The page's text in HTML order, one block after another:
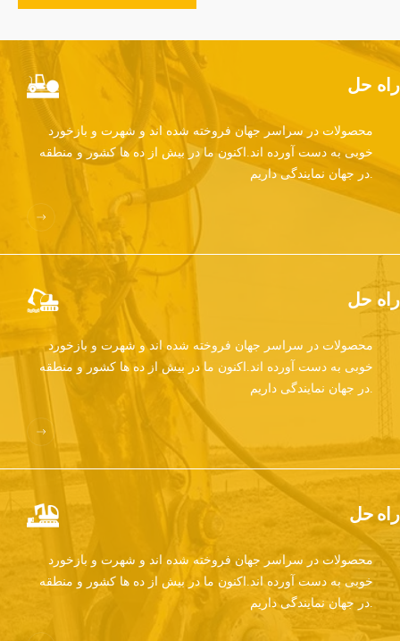
راه حل
محصولات در سراسر جهان فروخته شده اند و شهرت و بازخورد
خوبی به دست آورده اند.اکنون ما در بیش از ده ها کشور و منطقه
در جهان نمایندگی داریم.
راه حل
محصولات در سراسر جهان فروخته شده اند و شهرت و بازخورد
خوبی به دست آورده اند.اکنون ما در بیش از ده ها کشور و منطقه
در جهان نمایندگی داریم.
راه حل
محصولات در سراسر جهان فروخته شده اند و شهرت و بازخورد
خوبی به دست آورده اند.اکنون ما در بیش از ده ها کشور و منطقه
در جهان نمایندگی داریم.